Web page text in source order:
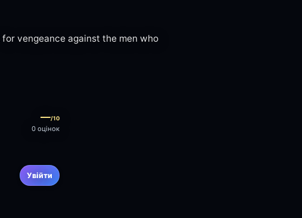
vengeance against the men who
—/10
0 оцінок
Увійти